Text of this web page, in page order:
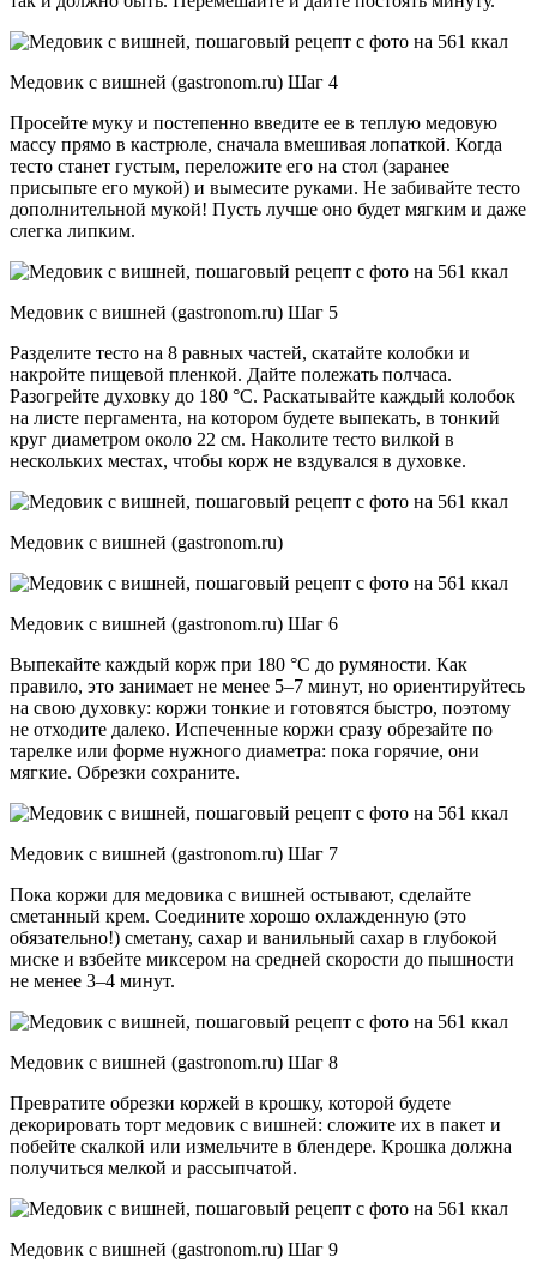
Медовик с вишней (gastronom.ru) Шаг 4
Просейте муку и постепенно введите ее в теплую медовую
массу прямо в кастрюле, сначала вмешивая лопаткой. Когда
тесто станет густым, переложите его на стол (заранее
присыпьте его мукой) и вымесите руками. Не забивайте тесто
дополнительной мукой! Пусть лучше оно будет мягким и даже
слегка липким.
Медовик с вишней (gastronom.ru) Шаг 5
Разделите тесто на 8 равных частей, скатайте колобки и
накройте пищевой пленкой. Дайте полежать полчаса.
Разогрейте духовку до 180 °C. Раскатывайте каждый колобок
на листе пергамента, на котором будете выпекать, в тонкий
круг диаметром около 22 см. Наколите тесто вилкой в
нескольких местах, чтобы корж не вздувался в духовке.
Медовик с вишней (gastronom.ru)
Медовик с вишней (gastronom.ru) Шаг 6
Выпекайте каждый корж при 180 °C до румяности. Как
правило, это занимает не менее 5–7 минут, но ориентируйтесь
на свою духовку: коржи тонкие и готовятся быстро, поэтому
не отходите далеко. Испеченные коржи сразу обрезайте по
тарелке или форме нужного диаметра: пока горячие, они
мягкие. Обрезки сохраните.
Медовик с вишней (gastronom.ru) Шаг 7
Пока коржи для медовика с вишней остывают, сделайте
сметанный крем. Соедините хорошо охлажденную (это
обязательно!) сметану, сахар и ванильный сахар в глубокой
миске и взбейте миксером на средней скорости до пышности
не менее 3–4 минут.
Медовик с вишней (gastronom.ru) Шаг 8
Превратите обрезки коржей в крошку, которой будете
декорировать торт медовик с вишней: сложите их в пакет и
побейте скалкой или измельчите в блендере. Крошка должна
получиться мелкой и рассыпчатой.
Медовик с вишней (gastronom.ru) Шаг 9